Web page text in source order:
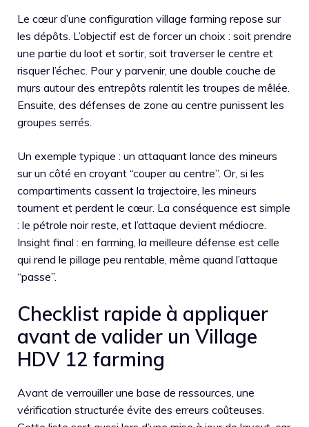
Le cœur d’une configuration village farming repose sur
les dépôts. L’objectif est de forcer un choix : soit prendre
une partie du loot et sortir, soit traverser le centre et
risquer l’échec. Pour y parvenir, une double couche de
murs autour des entrepôts ralentit les troupes de mêlée.
Ensuite, des défenses de zone au centre punissent les
groupes serrés.
Un exemple typique : un attaquant lance des mineurs
sur un côté en croyant “couper au centre”. Or, si les
compartiments cassent la trajectoire, les mineurs
tournent et perdent le cœur. La conséquence est simple
: le pétrole noir reste, et l’attaque devient médiocre.
Insight final : en farming, la meilleure défense est celle
qui rend le pillage peu rentable, même quand l’attaque
“passe”.
Checklist rapide à appliquer
avant de valider un Village
HDV 12 farming
Avant de verrouiller une base de ressources, une
vérification structurée évite des erreurs coûteuses.